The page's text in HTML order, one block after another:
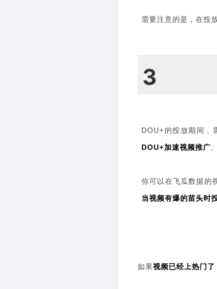
需要注意的是，在投
3
DOU+的投放期间，
DOU+加速视频推广
你可以在飞瓜数据的
当视频有爆的苗头时
如果视频已经上热门